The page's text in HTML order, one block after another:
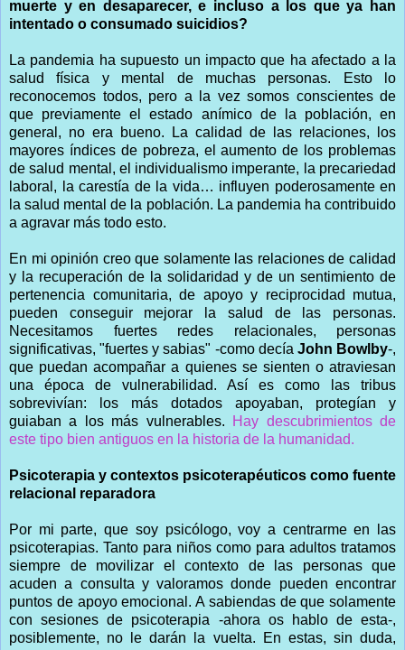
muerte y en desaparecer, e incluso a los que ya han
intentado o consumado suicidios?
La pandemia ha supuesto un impacto que ha afectado a la
salud física y mental de muchas personas. Esto lo
reconocemos todos, pero a la vez somos conscientes de
que previamente el estado anímico de la población, en
general, no era bueno. La calidad de las relaciones, los
mayores índices de pobreza, el aumento de los problemas
de salud mental, el individualismo imperante, la precariedad
laboral, la carestía de la vida… influyen poderosamente en
la salud mental de la población. La pandemia ha contribuido
a agravar más todo esto.
En mi opinión creo que solamente las relaciones de calidad
y la recuperación de la solidaridad y de un sentimiento de
pertenencia comunitaria, de apoyo y reciprocidad mutua,
pueden conseguir mejorar la salud de las personas.
Necesitamos fuertes redes relacionales, personas
significativas, "fuertes y sabias" -como decía John Bowlby-,
que puedan acompañar a quienes se sienten o atraviesan
una época de vulnerabilidad. Así es como las tribus
sobrevivían: los más dotados apoyaban, protegían y
guiaban a los más vulnerables.
Hay descubrimientos de
este tipo bien antiguos en la historia de la humanidad.
Psicoterapia y contextos psicoterapéuticos como fuente
relacional reparadora
Por mi parte, que soy psicólogo, voy a centrarme en las
psicoterapias. Tanto para niños como para adultos tratamos
siempre de movilizar el contexto de las personas que
acuden a consulta y valoramos donde pueden encontrar
puntos de apoyo emocional. A sabiendas de que solamente
con sesiones de psicoterapia -ahora os hablo de esta-,
posiblemente, no le darán la vuelta. En estas, sin duda,